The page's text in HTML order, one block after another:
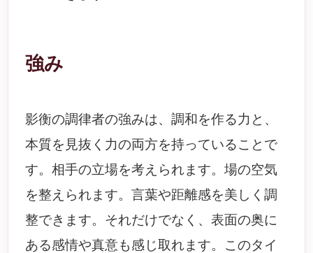
強み
影衡の調律者の強みは、調和を作る力と、
本質を見抜く力の両方を持っていることで
す。相手の立場を考えられます。場の空気
を整えられます。言葉や距離感を美しく調
整できます。それだけでなく、表面の奥に
ある感情や真意も感じ取れます。このタイ